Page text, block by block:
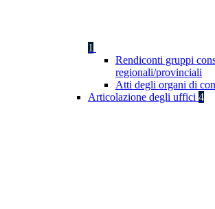
1
Rendiconti gruppi
regionali/provinciali
Atti degli organi di
Articolazione degli uffici 4